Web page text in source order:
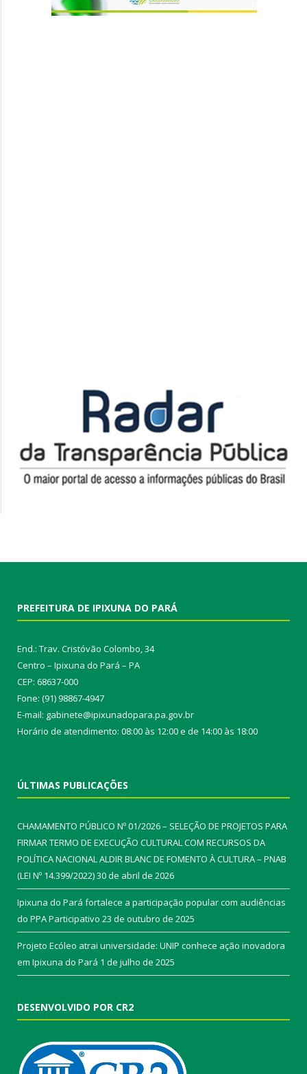
PREFEITURA DE IPIXUNA DO PARÁ
End.: Trav. Cristóvão Colombo, 34
Centro – Ipixuna do Pará – PA
CEP: 68637-000
Fone: (91) 98867-4947
E-mail: gabinete@ipixunadopara.pa.gov.br
Horário de atendimento: 08:00 às 12:00 e de 14:00 às 18:00
ÚLTIMAS PUBLICAÇÕES
CHAMAMENTO PÚBLICO Nº 01/2026 – SELEÇÃO DE PROJETOS PARA
FIRMAR TERMO DE EXECUÇÃO CULTURAL COM RECURSOS DA
POLÍTICA NACIONAL ALDIR BLANC DE FOMENTO À CULTURA – PNAB
(LEI Nº 14.399/2022)30 de abril de 2026
Ipixuna do Pará fortalece a participação popular com audiências
do PPA Participativo 23 de outubro de 2025
Projeto Ecóleo atrai universidade: UNIP conhece ação inovadora
em Ipixuna do Pará 1 de julho de 2025
DESENVOLVIDO POR CR2